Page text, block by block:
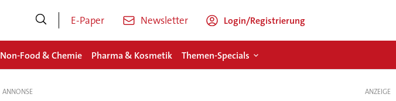
E-Paper Newsletter Login/Registrierung
Non-Food & Chemie Pharma & Kosmetik Themen-Specials
ANZEIGE